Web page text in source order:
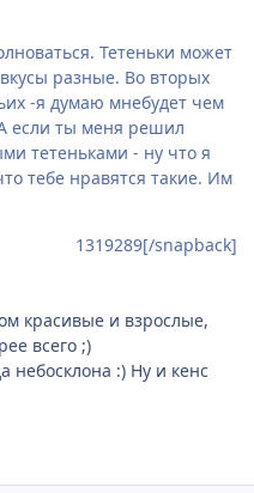
Тетеньки может
разные. Во вторых
-я думаю мнебудет чем
если ты меня решил
тетеньками - ну что я
тебе нравятся такие. Им
1319289[/snapback]
красивые и взрослые,
всего ;)
небосклона :) Ну и кенс